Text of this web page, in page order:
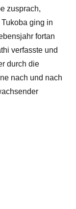
zusprach,
ging in
fortan
verfasste und
durch die
nach und nach